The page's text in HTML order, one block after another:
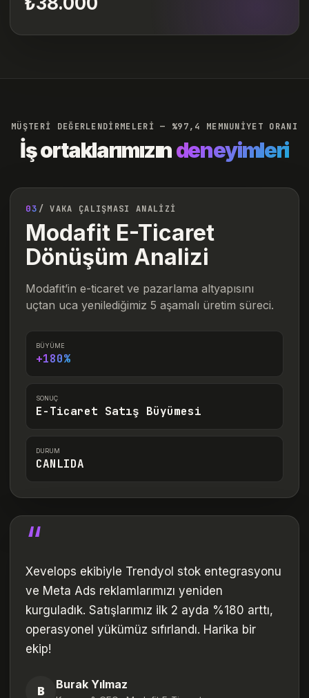
MÜŞTERİ DEĞERLENDİRMELERİ — %97,4 MEMNUNİYET ORANI
İş ortaklarımızındeneyimleri
03 / VAKA ÇALIŞMASI ANALİZİ
Modafit E-Ticaret
Dönüşüm Analizi
Modafit’in e-ticaret ve pazarlama altyapısını
uçtan uca yenilediğimiz 5 aşamalı üretim süreci.
BÜYÜME
+180%
SONUÇ
E-Ticaret Satış Büyümesi
DURUM
CANLIDA
“
Xevelops ekibiyle Trendyol stok entegrasyonu
ve Meta Ads reklamlarımızı yeniden
kurguladık. Satışlarımız ilk 2 ayda %180 arttı,
operasyonel yükümüz sıfırlandı. Harika bir
ekip!
B Burak Yılmaz